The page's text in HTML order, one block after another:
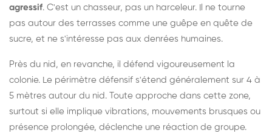
agressif. C'est un chasseur, pas un harceleur. Il ne tourne
pas autour des terrasses comme une guêpe en quête de
sucre, et ne s'intéresse pas aux denrées humaines.
Près du nid, en revanche, il défend vigoureusement la
colonie. Le périmètre défensif s'étend généralement sur 4 à
5 mètres autour du nid. Toute approche dans cette zone,
surtout si elle implique vibrations, mouvements brusques ou
présence prolongée, déclenche une réaction de groupe.